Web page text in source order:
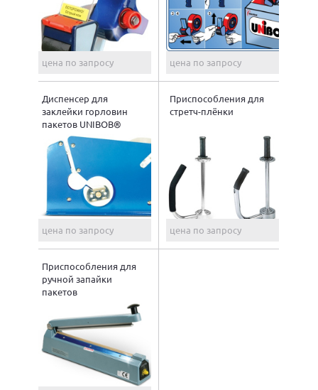
цена по запросу цена по запросу
Диспенсер для
заклейки горловин
пакетов UNIBOB®
цена по запросу
Приспособления для
стретч-плёнки
цена по запросу
Приспособления для
ручной запайки
пакетов